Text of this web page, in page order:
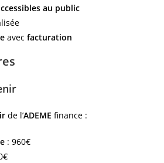
au public
avecfacturation
de l’ADEME finance :
: 960€